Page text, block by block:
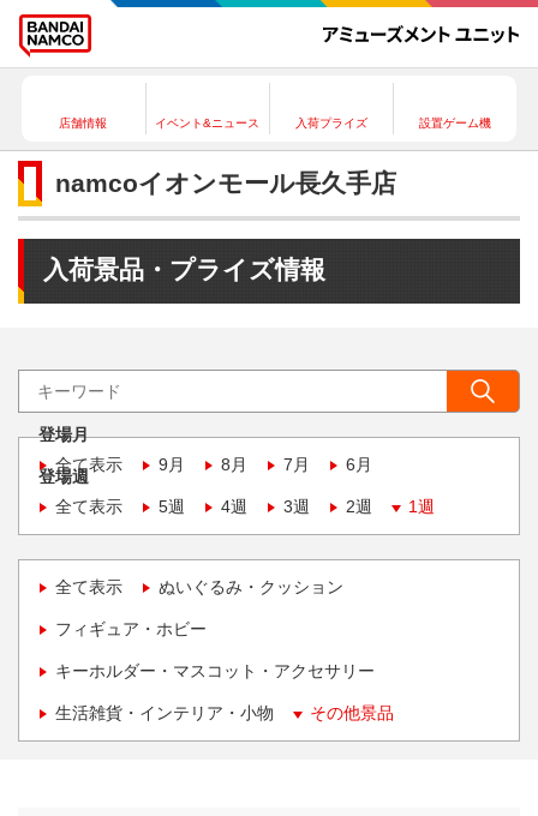
店舗情報 イベント&ニュース 入荷プライズ 設置ゲーム機
namcoイオンモール長久手店
入荷景品・プライズ情報
登場月
全て表示
9月 8月 7月 6月
登場週
全て表示
5週 4週 3週 2週 1週
全て表示 ぬいぐるみ・クッション
フィギュア・ホビー
キーホルダー・マスコット・アクセサリー
生活雑貨・インテリア・小物 その他景品